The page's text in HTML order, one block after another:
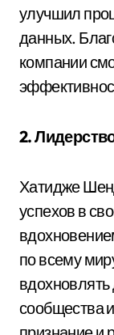
улучшил
данных.
компании
2.
Хатидже
успехов в
по всему
сообщества